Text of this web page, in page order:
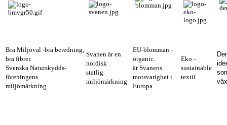
Bra Miljöval -bra beredning,
bra fibrer.
Svenska Naturskydds-
föreningens
miljömärkning
Svanen är en
nordisk
statlig
miljömärkning
EU-blomman -
organic.
är Svanens
motsvarighet i
Europa
Eko -
sustainable
textil
i